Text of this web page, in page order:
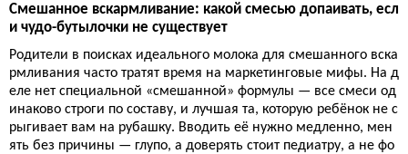
Смешанное вскармливание: какой смесью допаивать, есл
и чудо-бутылочки не существует
Родители в поисках идеального молока для смешанного вска
рмливания часто тратят время на маркетинговые мифы. На д
еле нет специальной «смешанной» формулы — все смеси од
инаково строги по составу, и лучшая та, которую ребёнок не с
рыгивает вам на рубашку. Вводить её нужно медленно, мен
ять без причины — глупо, а доверять стоит педиатру, а не фо